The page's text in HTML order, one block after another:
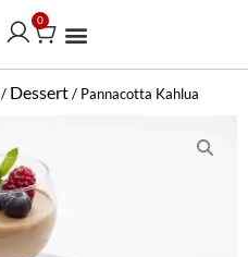
0
Handlekurv
/ Dessert/ Pannacotta Kahlua